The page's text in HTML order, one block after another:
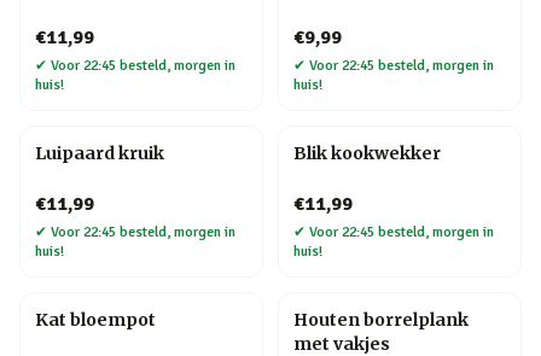
€11,99
✔ Voor 22:45 besteld, morgen in
huis!
€9,99
✔ Voor 22:45 besteld, morgen in
huis!
Luipaard kruik
€11,99
✔ Voor 22:45 besteld, morgen in
huis!
Blik kookwekker
€11,99
✔ Voor 22:45 besteld, morgen in
huis!
Kat bloempot
Houten borrelplank
met vakjes